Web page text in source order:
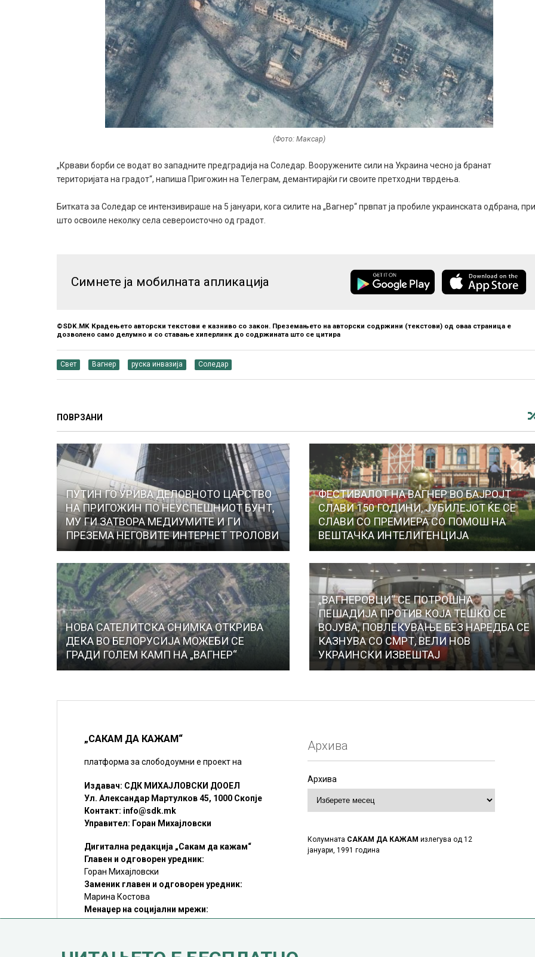
(Фото: Максар)
„Крвави борби се водат во западните предградија на Соледар. Вооружените сили на Украина чесно ја бранат
територијата на градот“, напиша Пригожин на Телеграм, демантирајќи ги своите претходни тврдења.
Битката за Соледар се интензивираше на 5 јануари, кога силите на „Вагнер“ првпат ја пробиле украинската одбрана,
што освоиле неколку села североисточно од градот.
Симнете ја мобилната апликација
©SDK.MK Крадењето авторски текстови е казниво со закон. Преземањето на авторски содржини (текстови) од оваа страница е
дозволено само делумно и со ставање хиперлинк до содржината што се цитира
Свет Вагнер руска инвазија Соледар
ПОВРЗАНИ
ПУТИН ГО УРИВА ДЕЛОВНОТО ЦАРСТВО
НА ПРИГОЖИН ПО НЕУСПЕШНИОТ БУНТ,
МУ ГИ ЗАТВОРА МЕДИУМИТЕ И ГИ
ПРЕЗЕМА НЕГОВИТЕ ИНТЕРНЕТ ТРОЛОВИ
ФЕСТИВАЛОТ НА ВАГНЕР ВО БАЈРОЈТ
СЛАВИ 150 ГОДИНИ, ЈУБИЛЕЈОТ ЌЕ СЕ
СЛАВИ СО ПРЕМИЕРА СО ПОМОШ НА
ВЕШТАЧКА ИНТЕЛИГЕНЦИЈА
НОВА САТЕЛИТСКА СНИМКА ОТКРИВА
ДЕКА ВО БЕЛОРУСИЈА МОЖЕБИ СЕ
ГРАДИ ГОЛЕМ КАМП НА „ВАГНЕР“
„ВАГНЕРОВЦИ“ СЕ ПОТРОШНА
ПЕШАДИЈА ПРОТИВ КОЈА ТЕШКО СЕ
ВОЈУВА, ПОВЛЕКУВАЊЕ БЕЗ НАРЕДБА СЕ
КАЗНУВА СО СМРТ, ВЕЛИ НОВ
УКРАИНСКИ ИЗВЕШТАЈ
„САКАМ ДА КАЖАМ“
платформа за слободоумни е проект на
Издавач: СДК МИХАЈЛОВСКИ ДООЕЛ
Ул. Александар Мартулков 45, 1000 Скопје
Контакт: info@sdk.mk
Управител: Горан Михајловски
Дигитална редакција „Сакам да кажам“
Главен и одговорен уредник:
Горан Михајловски
Заменик главен и одговорен уредник:
Марина Костова
Менаџер на социјални мрежи:
Мирослав Илиоски
Архива
Архива
Колумната САКАМ ДА КАЖАМ излегува од 12
јануари, 1991 година